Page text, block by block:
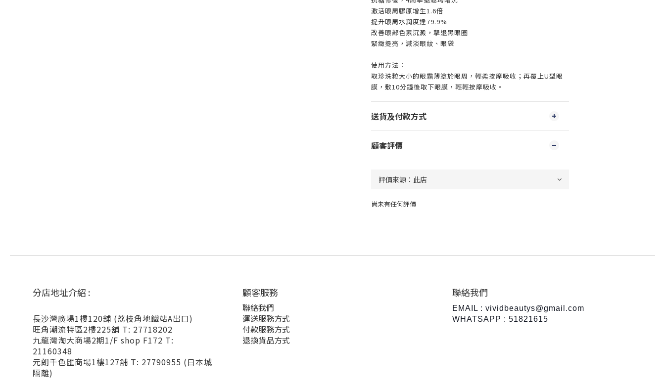
激活眼周膠原增生1.6倍
提升眼周水潤度達79.9%
改善眼部色素沉澱，擊退黑眼圈
緊緻提亮，減淡眼紋、眼袋
使用方法：
取珍珠粒大小的眼霜薄塗於眼周，輕柔按摩吸收；再覆上U型眼
膜，敷10分鐘後取下眼膜，輕輕按摩吸收。
送貨及付款方式
顧客評價
尚未有任何評價
分店地址介紹 :
長沙灣廣場1樓120舖 (荔枝角地鐵站A出口)
旺角潮流特區2樓225舖 T: 27718202
九龍灣淘大商場2期1/F shop F172 T:
21160348
元朗千色匯商場1樓127舖 T: 27790955 (日本城
隔離)
顧客服務
聯絡我們
運送服務方式
付款服務方式
退換貨品方式
聯絡我們
EMAIL : vividbeautys@gmail.com
WHATSAPP : 51821615